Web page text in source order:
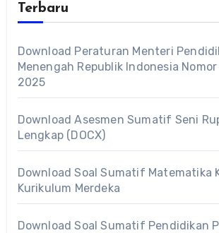
Terbaru
Download Peraturan Menteri
Menengah Republik Indonesia Nomor
2025
Download Asesmen Sumatif Seni
Lengkap (DOCX)
Download Soal Sumatif Matematika
Kurikulum Merdeka
Download Soal Sumatif Pendidikan